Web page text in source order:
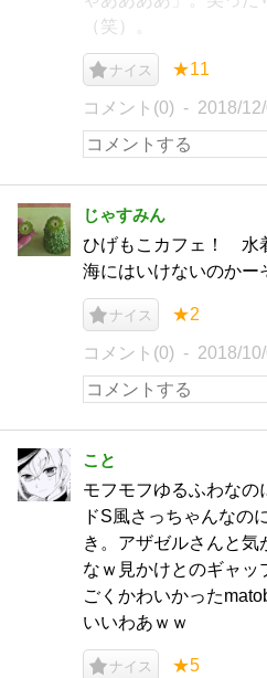
（笑）。
ナイス ★11
コメント(0) 2018/
じゃすみん
ひげもこカフェ！ 水
海にはいけないのかー
ナイス ★2
コメント(0) 2018/
こと
モフモフゆるふわなの
ドS風さっちゃんなの
き。アザゼルさんと気
なｗ見かけとのギャッ
ごくかわいかった
いいわあｗｗ
ナイス ★5